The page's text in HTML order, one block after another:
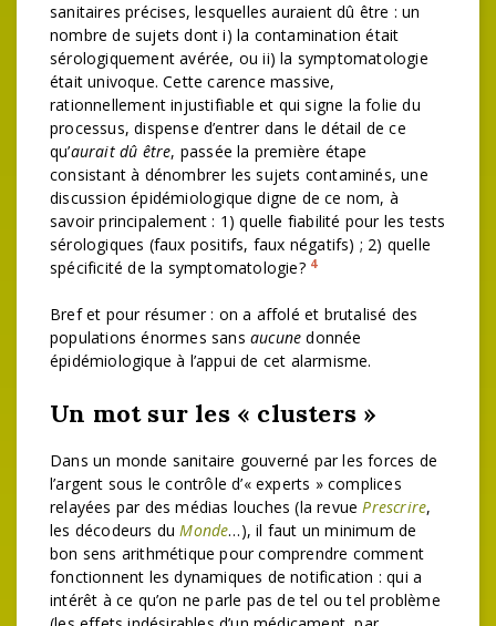
sanitaires précises, lesquelles auraient dû être : un
nombre de sujets dont i) la contamination était
sérologiquement avérée, ou ii) la symptomatologie
était univoque. Cette carence massive,
rationnellement injustifiable et qui signe la folie du
processus, dispense d’entrer dans le détail de ce
qu’aurait dû être, passée la première étape
consistant à dénombrer les sujets contaminés, une
discussion épidémiologique digne de ce nom, à
savoir principalement : 1) quelle fiabilité pour les tests
sérologiques (faux positifs, faux négatifs) ; 2) quelle
spécificité de la symptomatologie? 4
Bref et pour résumer : on a affolé et brutalisé des
populations énormes sans aucunedonnée
épidémiologique à l’appui de cet alarmisme.
Un mot sur les « clusters »
Dans un monde sanitaire gouverné par les forces de
l’argent sous le contrôle d’« experts » complices
relayées par des médias louches (la revuePrescrire,
les décodeurs duMonde…), il faut un minimum de
bon sens arithmétique pour comprendre comment
fonctionnent les dynamiques de notification : qui a
intérêt à ce qu’on ne parle pas de tel ou tel problème